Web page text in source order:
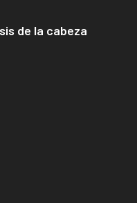
de la cabeza